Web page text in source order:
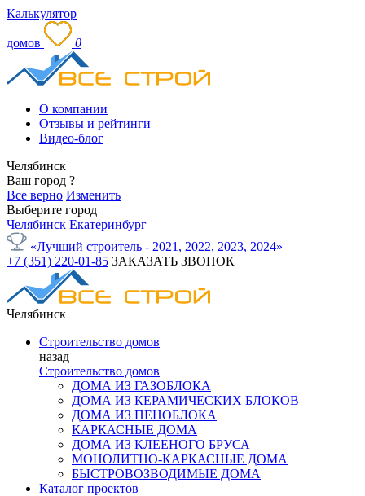
Калькулятор
домов 0
О компании
Отзывы и рейтинги
Видео-блог
Челябинск
Ваш город ?
Все верно Изменить
Выберите город
Челябинск Екатеринбург
«Лучший строитель - 2021, 2022, 2023, 2024»
+7 (351) 220-01-85 ЗАКАЗАТЬ ЗВОНОК
Челябинск
Строительство домов
назад
Строительство домов
ДОМА ИЗ ГАЗОБЛОКА
ДОМА ИЗ КЕРАМИЧЕСКИХ БЛОКОВ
ДОМА ИЗ ПЕНОБЛОКА
КАРКАСНЫЕ ДОМА
ДОМА ИЗ КЛЕЕНОГО БРУСА
МОНОЛИТНО-КАРКАСНЫЕ ДОМА
БЫСТРОВОЗВОДИМЫЕ ДОМА
Каталог проектов